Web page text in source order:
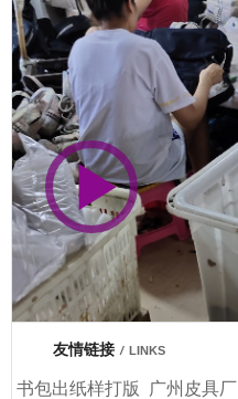
市商会会员单位
友情链接 / LINKS
书包出纸样打版 广州皮具厂